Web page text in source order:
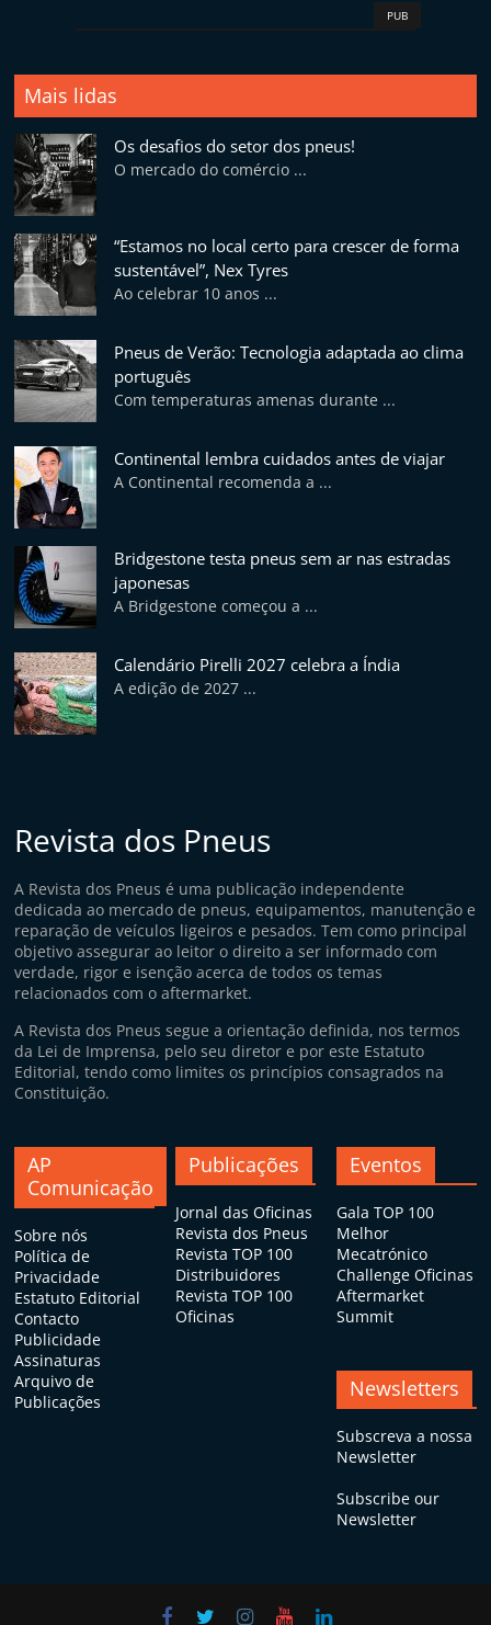
e
p
u
s
s
e
r
i
s
r
p
i
PUB
Mais lidas
Os desafios do setor dos pneus!
O mercado do comércio ...
“Estamos no local certo para crescer de forma
sustentável”, Nex Tyres
Ao celebrar 10 anos ...
Pneus de Verão: Tecnologia adaptada ao clima
português
Com temperaturas amenas durante ...
Continental lembra cuidados antes de viajar
A Continental recomenda a ...
Bridgestone testa pneus sem ar nas estradas
japonesas
A Bridgestone começou a ...
Calendário Pirelli 2027 celebra a Índia
A edição de 2027 ...
Revista dos Pneus
A Revista dos Pneus é uma publicação independente
dedicada ao mercado de pneus, equipamentos, manutenção e
reparação de veículos ligeiros e pesados. Tem como principal
objetivo assegurar ao leitor o direito a ser informado com
verdade, rigor e isenção acerca de todos os temas
relacionados com o aftermarket.
A Revista dos Pneus segue a orientação definida, nos termos
da Lei de Imprensa, pelo seu diretor e por este Estatuto
Editorial, tendo como limites os princípios consagrados na
Constituição.
AP
Comunicação
Sobre nós
Política de
Privacidade
Estatuto Editorial
Contacto
Publicidade
Assinaturas
Arquivo de
Publicações
Publicações
Jornal das Oficinas
Revista dos Pneus
Revista TOP 100
Distribuidores
Revista TOP 100
Oficinas
Eventos
Gala TOP 100
Melhor
Mecatrónico
Challenge Oficinas
Aftermarket
Summit
Newsletters
Subscreva a nossa
Newsletter
Subscribe our
Newsletter